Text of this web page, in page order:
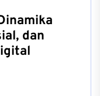
dan